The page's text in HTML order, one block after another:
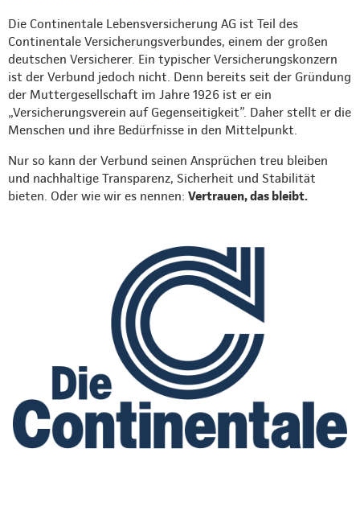
Die Continentale Lebensversicherung AG ist Teil des
Continentale Versicherungsverbundes, einem der großen
deutschen Versicherer. Ein typischer Versicherungskonzern
ist der Verbund jedoch nicht. Denn bereits seit der Gründung
der Muttergesellschaft im Jahre 1926 ist er ein
„Versicherungsverein auf Gegenseitigkeit”. Daher stellt er die
Menschen und ihre Bedürfnisse in den Mittelpunkt.
Nur so kann der Verbund seinen Ansprüchen treu bleiben
und nachhaltige Transparenz, Sicherheit und Stabilität
bieten. Oder wie wir es nennen: Vertrauen, das bleibt.